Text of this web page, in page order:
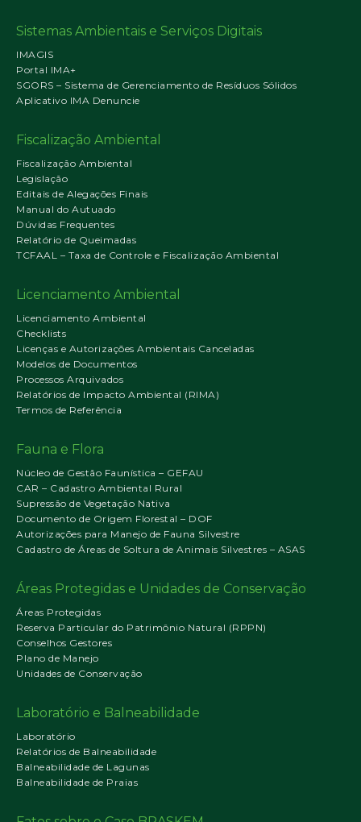
Sistemas Ambientais e Serviços Digitais
IMAGIS
Portal IMA+
SGORS – Sistema de Gerenciamento de Resíduos Sólidos
Aplicativo IMA Denuncie
Fiscalização Ambiental
Fiscalização Ambiental
Legislação
Editais de Alegações Finais
Manual do Autuado
Dúvidas Frequentes
Relatório de Queimadas
TCFAAL – Taxa de Controle e Fiscalização Ambiental
Licenciamento Ambiental
Licenciamento Ambiental
Checklists
Licenças e Autorizações Ambientais Canceladas
Modelos de Documentos
Processos Arquivados
Relatórios de Impacto Ambiental (RIMA)
Termos de Referência
Fauna e Flora
Núcleo de Gestão Faunística – GEFAU
CAR – Cadastro Ambiental Rural
Supressão de Vegetação Nativa
Documento de Origem Florestal – DOF
Autorizações para Manejo de Fauna Silvestre
Cadastro de Áreas de Soltura de Animais Silvestres – ASAS
Áreas Protegidas e Unidades de Conservação
Áreas Protegidas
Reserva Particular do Patrimônio Natural (RPPN)
Conselhos Gestores
Plano de Manejo
Unidades de Conservação
Laboratório e Balneabilidade
Laboratório
Relatórios de Balneabilidade
Balneabilidade de Lagunas
Balneabilidade de Praias